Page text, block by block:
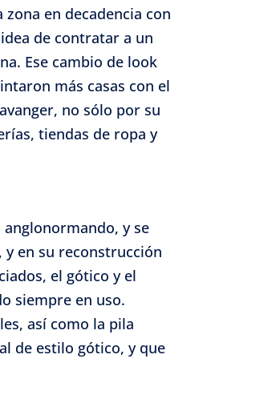
en decadencia con
de contratar a un
Ese cambio de look
más casas con el
no sólo por su
tiendas de ropa y
y se
en su reconstrucción
el gótico y el
siempre en uso.
así como la pila
de estilo gótico, y que